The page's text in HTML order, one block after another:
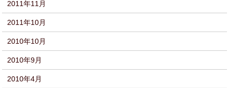
2011年11月
2011年10月
2010年10月
2010年9月
2010年4月